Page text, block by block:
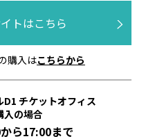
トはこちら
購入はこちらから
チケットオフィス
入の場合
ら17:00まで